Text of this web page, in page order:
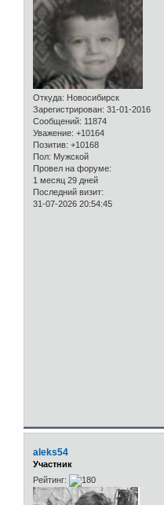
Откуда: Новосибирск
Зарегистрирован: 31-01-2016
Сообщений: 11874
Уважение: +10164
Позитив: +10168
Пол: Мужской
Провел на форуме:
1 месяц 29 дней
Последний визит:
31-07-2026 20:54:45
aleks54
Участник
Рейтинг: